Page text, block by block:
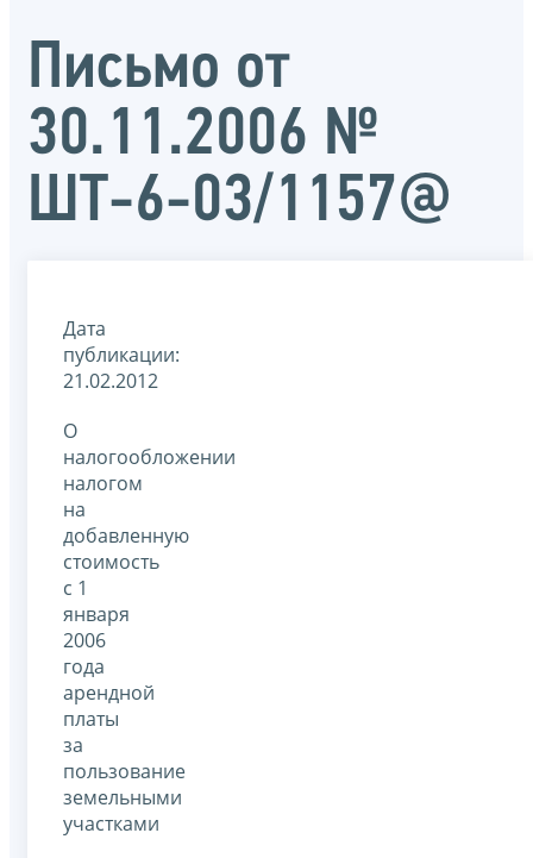
Письмо от
30.11.2006 №
ШТ-6-03/1157@
Дата
публикации:
21.02.2012
О
налогообложении
налогом
на
добавленную
стоимость
с 1
января
2006
года
арендной
платы
за
пользование
земельными
участками